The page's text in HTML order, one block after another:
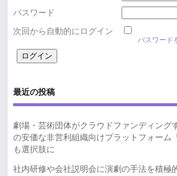
パスワード
次回から自動的にログイン
パスワード
最近の投稿
劇場・芸術団体がクラウドファンディング
の安価な非営利組織向けプラットフォーム
も選択肢に
社内研修や会社説明会に演劇の手法を積極